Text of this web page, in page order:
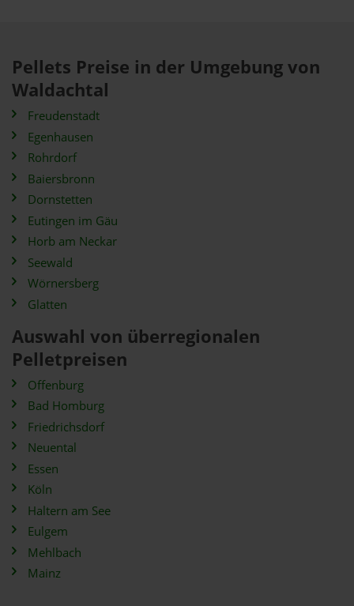
Pellets Preise in der Umgebung von
Waldachtal
Freudenstadt
Egenhausen
Rohrdorf
Baiersbronn
Dornstetten
Eutingen im Gäu
Horb am Neckar
Seewald
Wörnersberg
Glatten
Auswahl von überregionalen
Pelletpreisen
Offenburg
Bad Homburg
Friedrichsdorf
Neuental
Essen
Köln
Haltern am See
Eulgem
Mehlbach
Mainz